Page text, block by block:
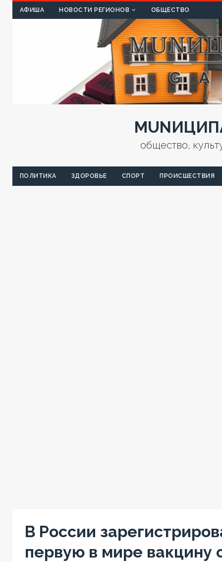
АФИША НОВОСТИ РЕГИОНОВ ОБЩЕСТВО
общество,
ПОЛИТИКА ЗДОРОВЬЕ СПОРТ ПРОИСШЕСТВИЯ
В России
первую в мире вакцину